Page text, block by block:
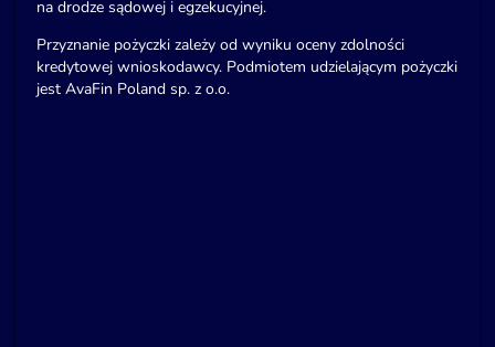
na drodze sądowej i egzekucyjnej.
Przyznanie pożyczki zależy od wyniku oceny zdolności
kredytowej wnioskodawcy. Podmiotem udzielającym pożyczki
jest AvaFin Poland sp. z o.o.